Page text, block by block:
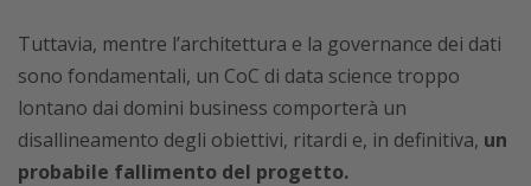
Tuttavia, mentre l’architettura e la governance dei dati
sono fondamentali, un CoC di data science troppo
lontano dai domini business comporterà un
disallineamento degli obiettivi, ritardi e, in definitiva, un
probabile fallimento del progetto.